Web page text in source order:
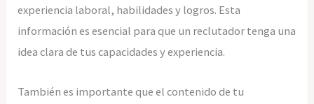
experiencia laboral, habilidades y logros. Esta
información es esencial para que un reclutador tenga una
idea clara de tus capacidades y experiencia.
También es importante que el contenido de tu